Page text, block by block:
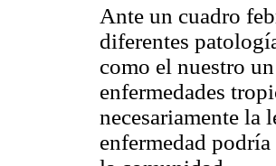
Ante un cuadro
diferentes
como el nuestro
enfermedades
necesariamente la
enfermedad